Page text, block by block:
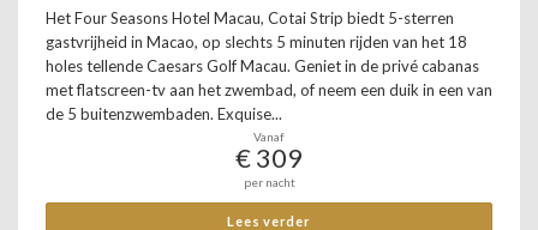
Het Four Seasons Hotel Macau, Cotai Strip biedt 5-sterren
gastvrijheid in Macao, op slechts 5 minuten rijden van het 18
holes tellende Caesars Golf Macau. Geniet in de privé cabanas
met flatscreen-tv aan het zwembad, of neem een duik in een van
de 5 buitenzwembaden. Exquise...
Vanaf
€ 309
per nacht
Lees verder